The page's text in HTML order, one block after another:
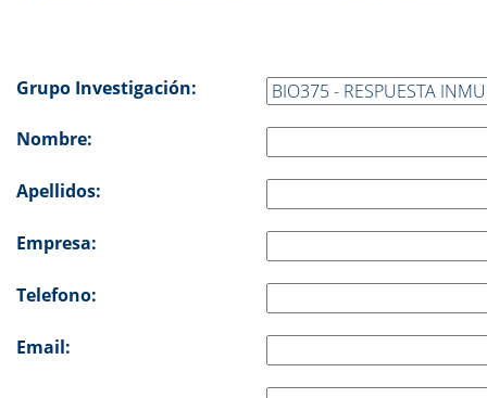
Grupo Investigación:
Nombre:
Apellidos:
Empresa:
Telefono:
Email: